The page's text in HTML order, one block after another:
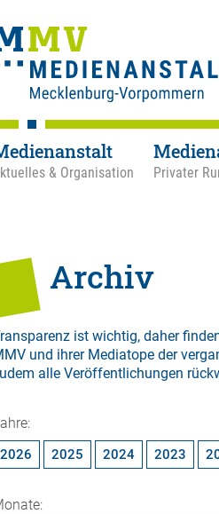
& Organisation Privater
Archiv
ist wichtig, daher
und ihrer Mediatope der
alle Veröffentlichungen
2026 2025 2024 2023